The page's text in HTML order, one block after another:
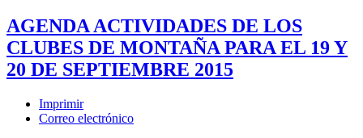
AGENDA ACTIVIDADES DE LOS
CLUBES DE MONTAÑA PARA EL 19 Y
20 DE SEPTIEMBRE 2015
Imprimir
Correo electrónico